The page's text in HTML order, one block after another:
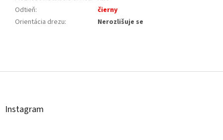
Odtieň:
čierny
Orientácia drezu: Nerozlišuje se
á
Instagram